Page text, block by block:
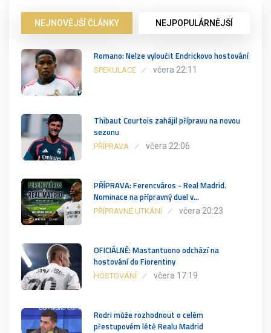
NEJNOVĚJŠÍ ČLÁNKY NEJPOPULÁRNĚJŠÍ
Romano: Nelze vyloučit Endrickovo hostování
SPEKULACE včera 22:11
Thibaut Courtois zahájil přípravu na novou
sezonu
PŘÍPRAVA včera 22:06
PŘÍPRAVA: Ferencváros - Real Madrid.
Nominace na přípravný duel v…
PŘÍPRAVNÉ UTKÁNÍ včera 20:23
OFICIÁLNĚ: Mastantuono odchází na
hostování do Fiorentiny
HOSTOVÁNÍ včera 17:19
Rodri může rozhodnout o celém
přestupovém létě Realu Madrid